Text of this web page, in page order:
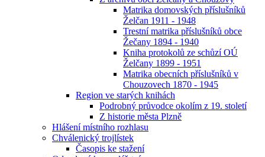
Matrika domovských příslušníků
Želčan 1911 - 1948
Trestní matrika příslušníků obce
Žečany 1894 - 1940
Kniha protokolů ze schůzí OÚ
Želčany 1899 - 1951
Matrika obecních příslušníků v
Chouzovech 1870 - 1945
Region ve starých knihách
Podrobný průvodce okolím z 19. století
Z historie města Plzně
Hlášení místního rozhlasu
Chválenický trojlístek
Časopis ke stažení